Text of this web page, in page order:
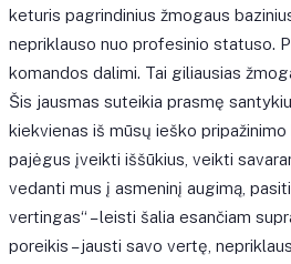
keturis pagrindinius žmogaus
nepriklauso nuo profesinio statuso.
komandos dalimi. Tai giliausias
Šis jausmas suteikia prasmę
kiekvienas iš mūsų ieško
pajėgus įveikti iššūkius, veikti
vedanti mus į asmeninį augimą,
vertingas“ – leisti šalia esančiam
poreikis – jausti savo vertę,